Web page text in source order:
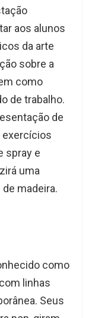
aos alunos
da arte
sobre a
como
de trabalho.
de
exercícios
spray e
uma
madeira.
como
linhas
Seus